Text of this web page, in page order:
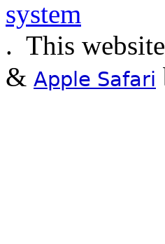
. This
& Apple Safari